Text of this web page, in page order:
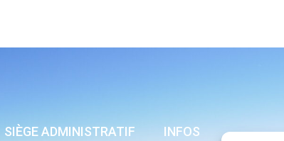
SIÈGE ADMINISTRATIF INFOS